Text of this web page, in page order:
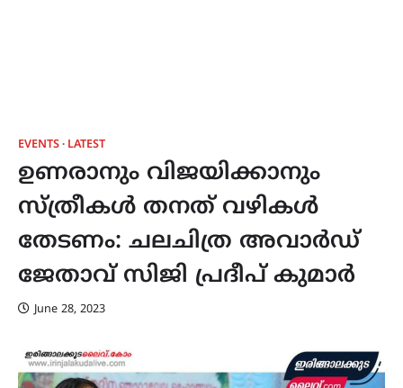
EVENTS LATEST
ഉണരാനും വിജയിക്കാനും
സ്ത്രീകൾ തനത് വഴികൾ
തേടണം: ചലചിത്ര അവാർഡ്‌
ജേതാവ് സിജി പ്രദീപ് കുമാർ
June 28, 2023